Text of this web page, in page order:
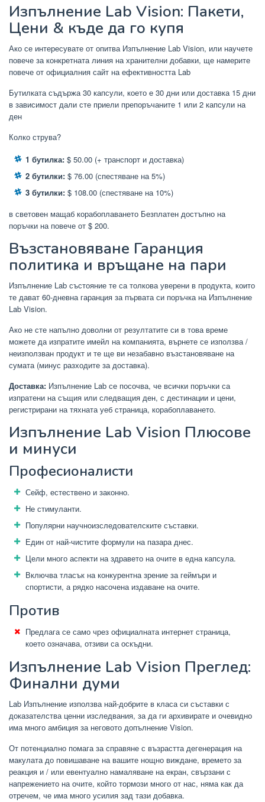
Изпълнение Lab Vision: Пакети,
Цени & къде да го купя
Ако се интересувате от опитва Изпълнение Lab Vision, или научете
повече за конкретната линия на хранителни добавки, ще намерите
повече от официалния сайт на ефективността Lab
Бутилката съдържа 30 капсули, което е 30 дни или доставка 15 дни
в зависимост дали сте приели препоръчаните 1 или 2 капсули на
ден
Колко струва?
1 бутилка: $ 50.00 (+ транспорт и доставка)
2 бутилки: $ 76.00 (спестяване на 5%)
3 бутилки: $ 108.00 (спестяване на 10%)
в световен мащаб корабоплаването Безплатен достъпно на
поръчки на повече от $ 200.
Възстановяване Гаранция
политика и връщане на пари
Изпълнение Lab състояние те са толкова уверени в продукта, които
те дават 60-дневна гаранция за първата си поръчка на Изпълнение
Lab Vision.
Ако не сте напълно доволни от резултатите си в това време
можете да изпратите имейл на компанията, върнете се използва /
неизползван продукт и те ще ви незабавно възстановяване на
сумата (минус разходите за доставка).
Доставка: Изпълнение Lab се посочва, че всички поръчки са
изпратени на същия или следващия ден, с дестинации и цени,
регистрирани на тяхната уеб страница, корабоплаването.
Изпълнение Lab Vision Плюсове
и минуси
Професионалисти
Сейф, естествено и законно.
Не стимуланти.
Популярни научноизследователските съставки.
Един от най-чистите формули на пазара днес.
Цели много аспекти на здравето на очите в една капсула.
Включва тласък на конкурентна зрение за геймъри и
спортисти, а рядко насочена издаване на очите.
Против
Предлага се само чрез официалната интернет страница,
което означава, отзиви са оскъдни.
Изпълнение Lab Vision Преглед:
Финални думи
Lab Изпълнение използва най-добрите в класа си съставки с
доказателства ценни изследвания, за да ги архивирате и очевидно
има много амбиция за неговото допълнение Vision.
От потенциално помага за справяне с възрастта дегенерация на
макулата до повишаване на вашите нощно виждане, времето за
реакция и / или евентуално намаляване на екран, свързани с
напрежението на очите, който тормози много от нас, няма как да
отречем, че има много усилия зад тази добавка.